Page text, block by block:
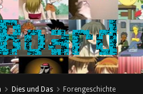
Dies und Das Forengeschichte